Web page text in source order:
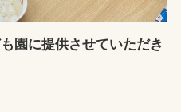
園に提供させていただき